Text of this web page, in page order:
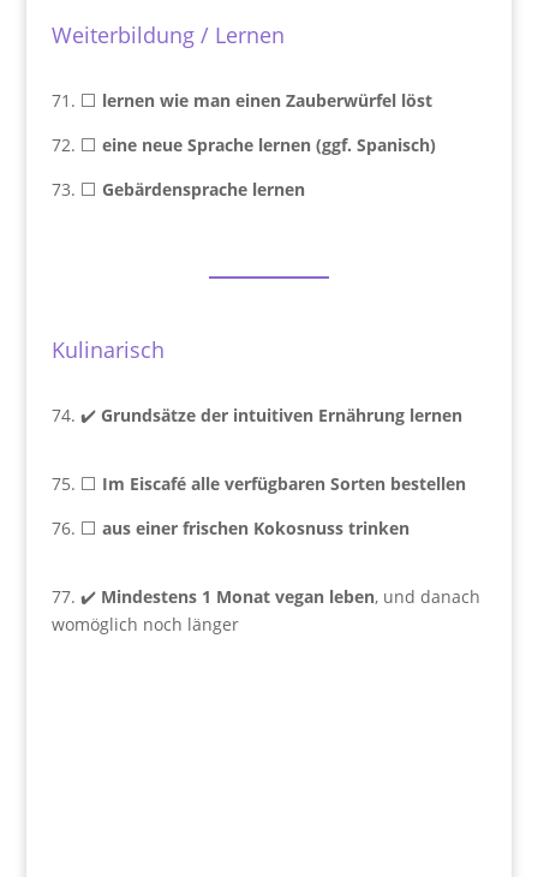
Weiterbildung / Lernen
71. ⬜ lernen wie man einen Zauberwürfel löst
72. ⬜ eine neue Sprache lernen (ggf. Spanisch)
73. ⬜ Gebärdensprache lernen
Kulinarisch
74. ✔️ Grundsätze der intuitiven Ernährung lernen
75. ⬜ Im Eiscafé alle verfügbaren Sorten bestellen
76. ⬜ aus einer frischen Kokosnuss trinken
77. ✔️ Mindestens 1 Monat vegan leben, und danach
womöglich noch länger